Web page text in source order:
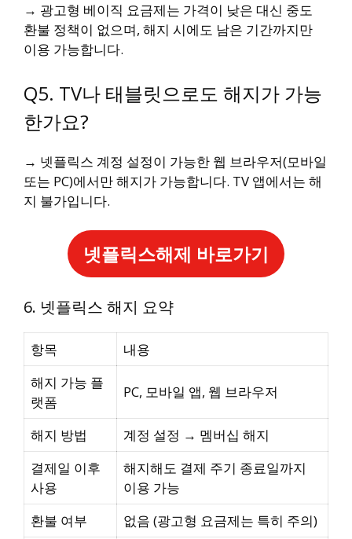
→ 광고형 베이직 요금제는 가격이 낮은 대신 중도
환불 정책이 없으며, 해지 시에도 남은 기간까지만
이용 가능합니다.
Q5. TV나 태블릿으로도 해지가 가능
한가요?
→ 넷플릭스 계정 설정이 가능한 웹 브라우저(모바일
또는 PC)에서만 해지가 가능합니다. TV 앱에서는 해
지 불가입니다.
넷플릭스해제 바로가기
6. 넷플릭스 해지 요약
항목
내용
해지 가능 플
랫폼
PC, 모바일 앱, 웹 브라우저
해지 방법
계정 설정 → 멤버십 해지
결제일 이후
사용
해지해도 결제 주기 종료일까지
이용 가능
환불 여부
없음 (광고형 요금제는 특히 주의)